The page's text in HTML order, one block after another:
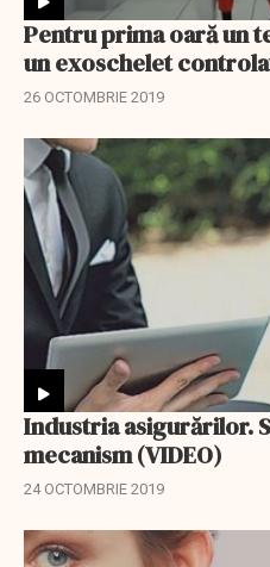
Pentru prima oară un
un exoschelet
26 OCTOMBRIE 2019
Industria asigurărilor.
mecanism (VIDEO)
24 OCTOMBRIE 2019